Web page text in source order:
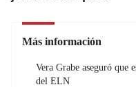
Más información
Vera Grabe aseguró que
del ELN